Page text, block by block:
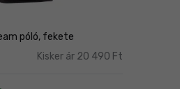
póló, fekete
Kisker ár 20 490 Ft